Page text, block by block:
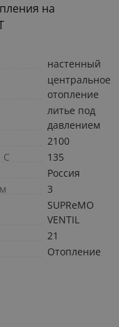
на
настенный
центральное
отопление
литье под
давлением
2100
С
135
Россия
3
SUPReMO
VENTIL
21
Отопление